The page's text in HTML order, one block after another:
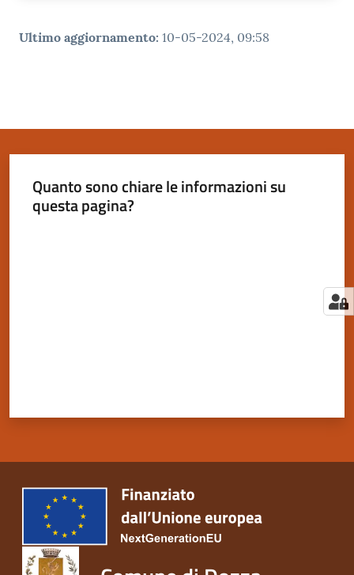
Ultimo aggiornamento: 10-05-2024, 09:58
Quanto sono chiare le informazioni su
questa pagina?